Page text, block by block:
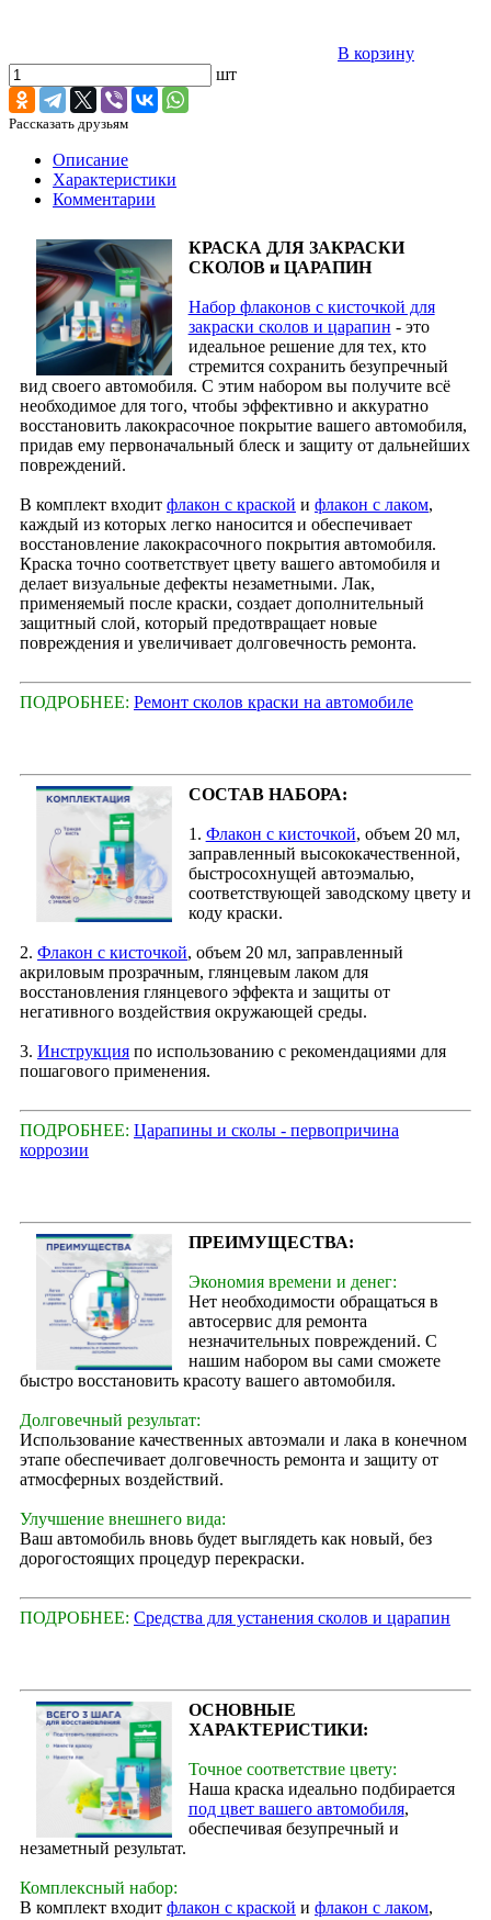
В корзину
шт
Рассказать друзьям
Описание
Характеристики
Комментарии
КРАСКА ДЛЯ ЗАКРАСКИ
СКОЛОВ и ЦАРАПИН
Набор флаконов с кисточкой для
закраски сколов и царапин - это
идеальное решение для тех, кто
стремится сохранить безупречный
вид своего автомобиля. С этим набором вы получите всё
необходимое для того, чтобы эффективно и аккуратно
восстановить лакокрасочное покрытие вашего автомобиля,
придав ему первоначальный блеск и защиту от дальнейших
повреждений.
В комплект входит флакон с краской и флакон с лаком,
каждый из которых легко наносится и обеспечивает
восстановление лакокрасочного покрытия автомобиля.
Краска точно соответствует цвету вашего автомобиля и
делает визуальные дефекты незаметными. Лак,
применяемый после краски, создает дополнительный
защитный слой, который предотвращает новые
повреждения и увеличивает долговечность ремонта.
ПОДРОБНЕЕ: Ремонт сколов краски на автомобиле
СОСТАВ НАБОРА:
1. Флакон с кисточкой, объем 20 мл,
заправленный высококачественной,
быстросохнущей автоэмалью,
соответствующей заводскому цвету и
коду краски.
2. Флакон с кисточкой, объем 20 мл, заправленный
акриловым прозрачным, глянцевым лаком для
восстановления глянцевого эффекта и защиты от
негативного воздействия окружающей среды.
3. Инструкция по использованию с рекомендациями для
пошагового применения.
ПОДРОБНЕЕ: Царапины и сколы - первопричина
коррозии
ПРЕИМУЩЕСТВА:
Экономия времени и денег:
Нет необходимости обращаться в
автосервис для ремонта
незначительных повреждений. С
нашим набором вы сами сможете
быстро восстановить красоту вашего автомобиля.
Долговечный результат:
Использование качественных автоэмали и лака в конечном
этапе обеспечивает долговечность ремонта и защиту от
атмосферных воздействий.
Улучшение внешнего вида:
Ваш автомобиль вновь будет выглядеть как новый, без
дорогостоящих процедур перекраски.
ПОДРОБНЕЕ: Средства для устанения сколов и царапин
ОСНОВНЫЕ
ХАРАКТЕРИСТИКИ:
Точное соответствие цвету:
Наша краска идеально подбирается
под цвет вашего автомобиля,
обеспечивая безупречный и
незаметный результат.
Комплексный набор:
В комплект входит флакон с краской и флакон с лаком,